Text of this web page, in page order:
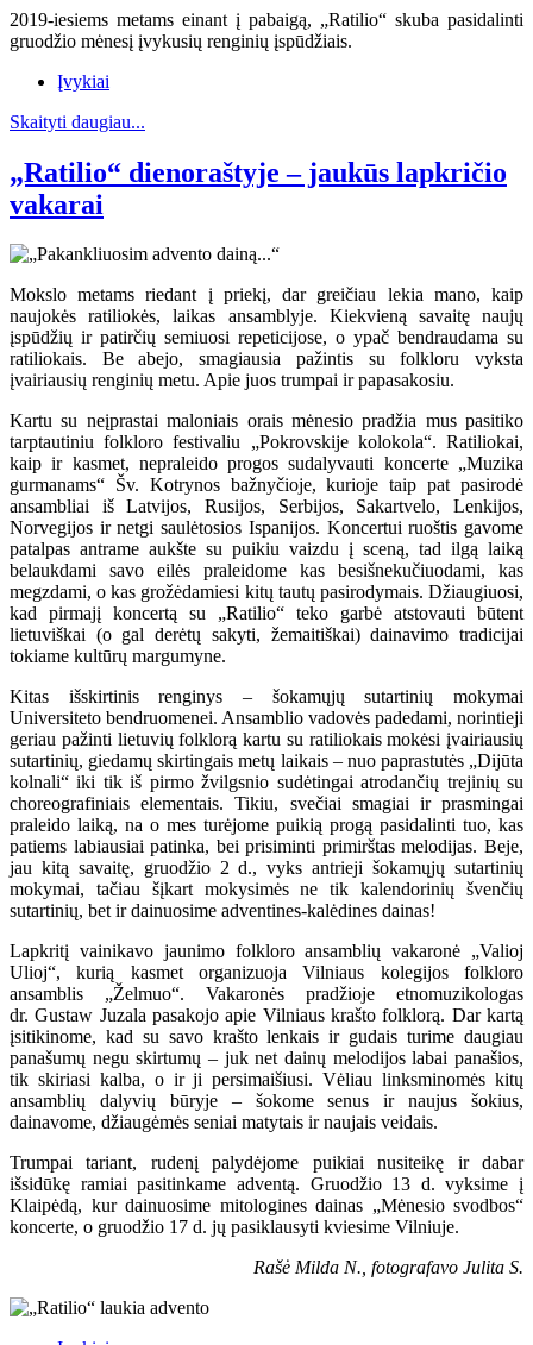
2019-iesiems metams einant į pabaigą, „Ratilio“ skuba pasidalinti
gruodžio mėnesį įvykusių renginių įspūdžiais.
Įvykiai
Skaityti daugiau...
„Ratilio“ dienoraštyje – jaukūs lapkričio
vakarai
Mokslo metams riedant į priekį, dar greičiau lekia mano, kaip
naujokės ratiliokės, laikas ansamblyje. Kiekvieną savaitę naujų
įspūdžių ir patirčių semiuosi repeticijose, o ypač bendraudama su
ratiliokais. Be abejo, smagiausia pažintis su folkloru vyksta
įvairiausių renginių metu. Apie juos trumpai ir papasakosiu.
Kartu su neįprastai maloniais orais mėnesio pradžia mus pasitiko
tarptautiniu folkloro festivaliu „Pokrovskije kolokola“. Ratiliokai,
kaip ir kasmet, nepraleido progos sudalyvauti koncerte „Muzika
gurmanams“ Šv. Kotrynos bažnyčioje, kurioje taip pat pasirodė
ansambliai iš Latvijos, Rusijos, Serbijos, Sakartvelo, Lenkijos,
Norvegijos ir netgi saulėtosios Ispanijos. Koncertui ruoštis gavome
patalpas antrame aukšte su puikiu vaizdu į sceną, tad ilgą laiką
belaukdami savo eilės praleidome kas besišnekučiuodami, kas
megzdami, o kas grožėdamiesi kitų tautų pasirodymais. Džiaugiuosi,
kad pirmajį koncertą su „Ratilio“ teko garbė atstovauti būtent
lietuviškai (o gal derėtų sakyti, žemaitiškai) dainavimo tradicijai
tokiame kultūrų margumyne.
Kitas išskirtinis renginys – šokamųjų sutartinių mokymai
Universiteto bendruomenei. Ansamblio vadovės padedami, norintieji
geriau pažinti lietuvių folklorą kartu su ratiliokais mokėsi įvairiausių
sutartinių, giedamų skirtingais metų laikais – nuo paprastutės „Dijūta
kolnali“ iki tik iš pirmo žvilgsnio sudėtingai atrodančių trejinių su
choreografiniais elementais. Tikiu, svečiai smagiai ir prasmingai
praleido laiką, na o mes turėjome puikią progą pasidalinti tuo, kas
patiems labiausiai patinka, bei prisiminti primirštas melodijas. Beje,
jau kitą savaitę, gruodžio 2 d., vyks antrieji šokamųjų sutartinių
mokymai, tačiau šįkart mokysimės ne tik kalendorinių švenčių
sutartinių, bet ir dainuosime adventines-kalėdines dainas!
Lapkritį vainikavo jaunimo folkloro ansamblių vakaronė „Valioj
Ulioj“, kurią kasmet organizuoja Vilniaus kolegijos folkloro
ansamblis „Želmuo“. Vakaronės pradžioje etnomuzikologas
dr. Gustaw Juzala pasakojo apie Vilniaus krašto folklorą. Dar kartą
įsitikinome, kad su savo krašto lenkais ir gudais turime daugiau
panašumų negu skirtumų – juk net dainų melodijos labai panašios,
tik skiriasi kalba, o ir ji persimaišiusi. Vėliau linksminomės kitų
ansamblių dalyvių būryje – šokome senus ir naujus šokius,
dainavome, džiaugėmės seniai matytais ir naujais veidais.
Trumpai tariant, rudenį palydėjome puikiai nusiteikę ir dabar
išsidūkę ramiai pasitinkame adventą. Gruodžio 13 d. vyksime į
Klaipėdą, kur dainuosime mitologines dainas „Mėnesio svodbos“
koncerte, o gruodžio 17 d. jų pasiklausyti kviesime Vilniuje.
Rašė Milda N., fotografavo Julita S.